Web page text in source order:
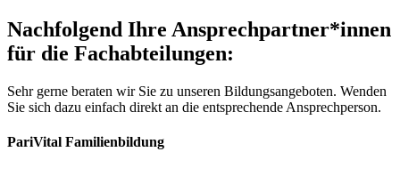
Nachfolgend Ihre Ansprechpartner*innen
für die Fachabteilungen:
Sehr gerne beraten wir Sie zu unseren Bildungsangeboten. Wenden
Sie sich dazu einfach direkt an die entsprechende Ansprechperson.
PariVital Familienbildung